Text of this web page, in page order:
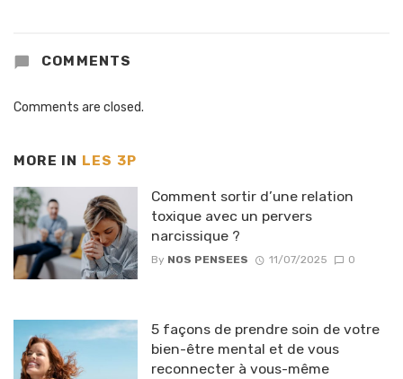
COMMENTS
Comments are closed.
MORE IN LES 3P
Comment sortir d’une relation
toxique avec un pervers
narcissique ?
By NOS PENSEES 11/07/2025 0
5 façons de prendre soin de votre
bien-être mental et de vous
reconnecter à vous-même